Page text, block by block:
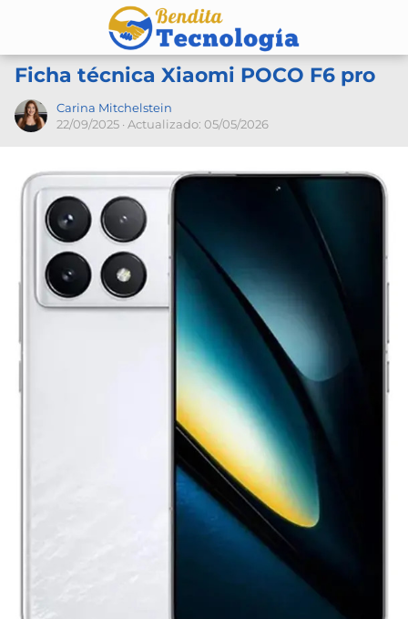
Ficha técnica Xiaomi POCO F6 pro
Carina Mitchelstein
22/09/2025 · Actualizado: 05/05/2026